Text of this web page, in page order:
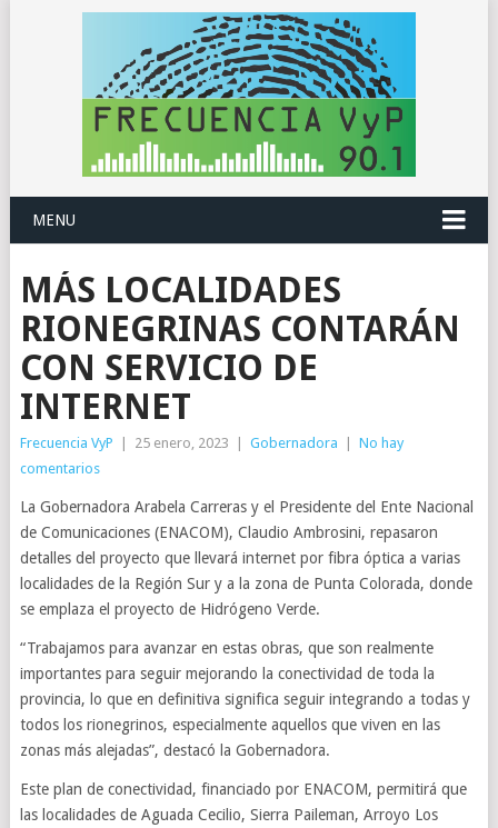
MENU
MÁS LOCALIDADES
RIONEGRINAS CONTARÁN
CON SERVICIO DE
INTERNET
Frecuencia VyP 25 enero, 2023 Gobernadora
No hay
comentarios
La Gobernadora Arabela Carreras y el Presidente del Ente Nacional
de Comunicaciones (ENACOM), Claudio Ambrosini, repasaron
detalles del proyecto que llevará internet por fibra óptica a varias
localidades de la Región Sur y a la zona de Punta Colorada, donde
se emplaza el proyecto de Hidrógeno Verde.
“Trabajamos para avanzar en estas obras, que son realmente
importantes para seguir mejorando la conectividad de toda la
provincia, lo que en definitiva significa seguir integrando a todas y
todos los rionegrinos, especialmente aquellos que viven en las
zonas más alejadas”, destacó la Gobernadora.
Este plan de conectividad, financiado por ENACOM, permitirá que
las localidades de Aguada Cecilio, Sierra Paileman, Arroyo Los